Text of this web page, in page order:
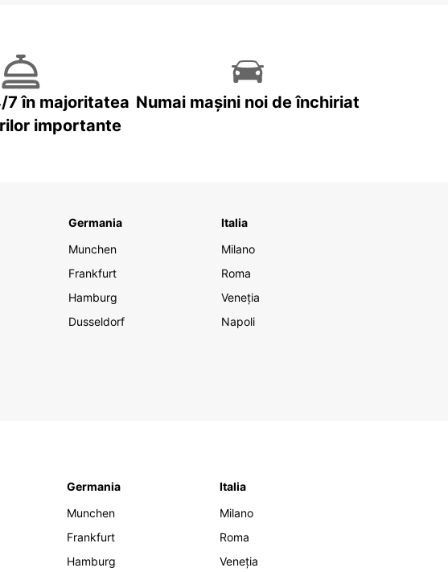
7 în majoritatea
importante
Numai mașini noi de închiriat
Germania
Munchen
Frankfurt
Hamburg
Dusseldorf
Italia
Milano
Roma
Veneția
Napoli
Germania
Munchen
Frankfurt
Hamburg
Italia
Milano
Roma
Veneția